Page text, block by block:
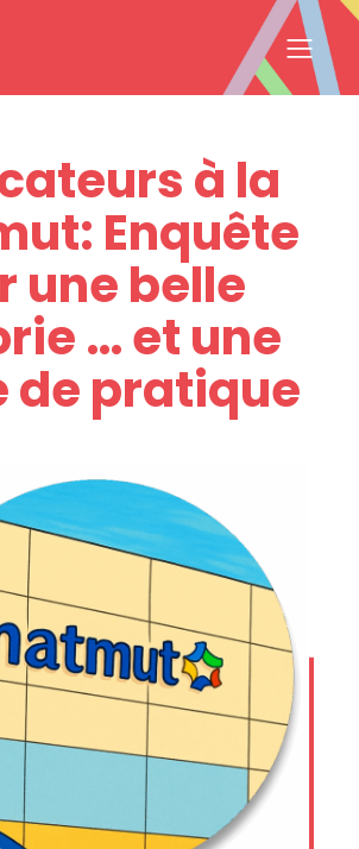
à la
Enquête
une belle
… et une
de pratique